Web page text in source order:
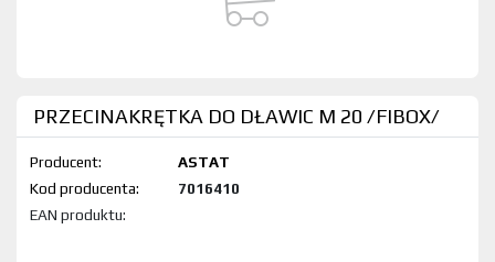
PRZECINAKRĘTKA DO DŁAWIC M 20 /FIBOX/
Producent:
ASTAT
Kod produktu:
7016410
EAN produktu: